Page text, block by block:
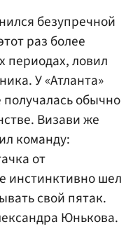
безупречной
раз более
периодах, ловил
У «Атланта»
обычно
Визави же
команду:
от
инстинктивно шел
свой пятак.
Юнькова.